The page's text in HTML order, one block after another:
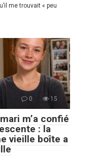
me trouvait « peu
0 15
m’a confié
: la
vieille boîte a